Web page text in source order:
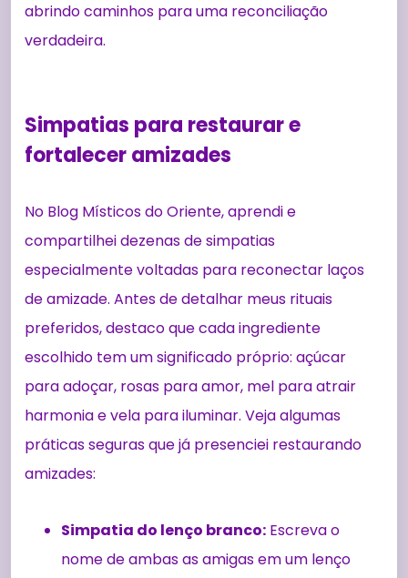
abrindo caminhos para uma reconciliação
verdadeira.
Simpatias para restaurar e
fortalecer amizades
No Blog Místicos do Oriente, aprendi e
compartilhei dezenas de simpatias
especialmente voltadas para reconectar laços
de amizade. Antes de detalhar meus rituais
preferidos, destaco que cada ingrediente
escolhido tem um significado próprio: açúcar
para adoçar, rosas para amor, mel para atrair
harmonia e vela para iluminar. Veja algumas
práticas seguras que já presenciei restaurando
amizades:
Simpatia do lenço branco: Escreva o
nome de ambas as amigas em um lenço